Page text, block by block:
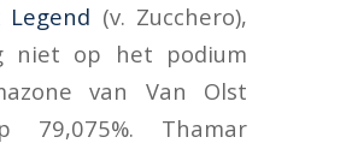
Legend (v. Zucchero),
niet op het podium
van Van Olst
Thamar